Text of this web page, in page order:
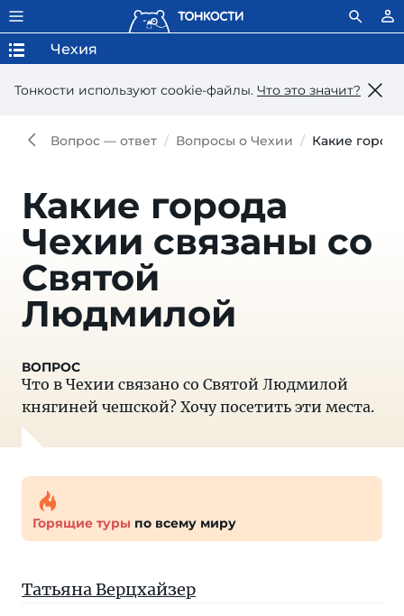
Тонкости используют сookie-файлы. Что это значит?
Чехия
Вопрос — ответ Вопросы о Чехии Какие
Какие города
Чехии связаны со
Святой
Людмилой
Что в Чехии связано со Святой Людмилой
княгиней чешской? Хочу посетить эти места.
Горящие туры по всему миру
Татьяна Верцхайзер